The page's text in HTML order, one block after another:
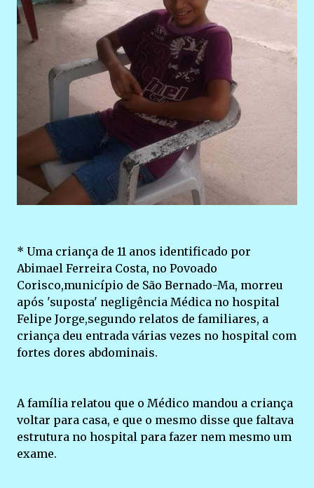
* Uma criança de 11 anos identificado por
Abimael Ferreira Costa, no Povoado
Corisco,município de São Bernado-Ma, morreu
após 'suposta' negligência Médica no hospital
Felipe Jorge,segundo relatos de familiares, a
criança deu entrada várias vezes no hospital com
fortes dores abdominais.
A família relatou que o Médico mandou a criança
voltar para casa, e que o mesmo disse que faltava
estrutura no hospital para fazer nem mesmo um
exame.